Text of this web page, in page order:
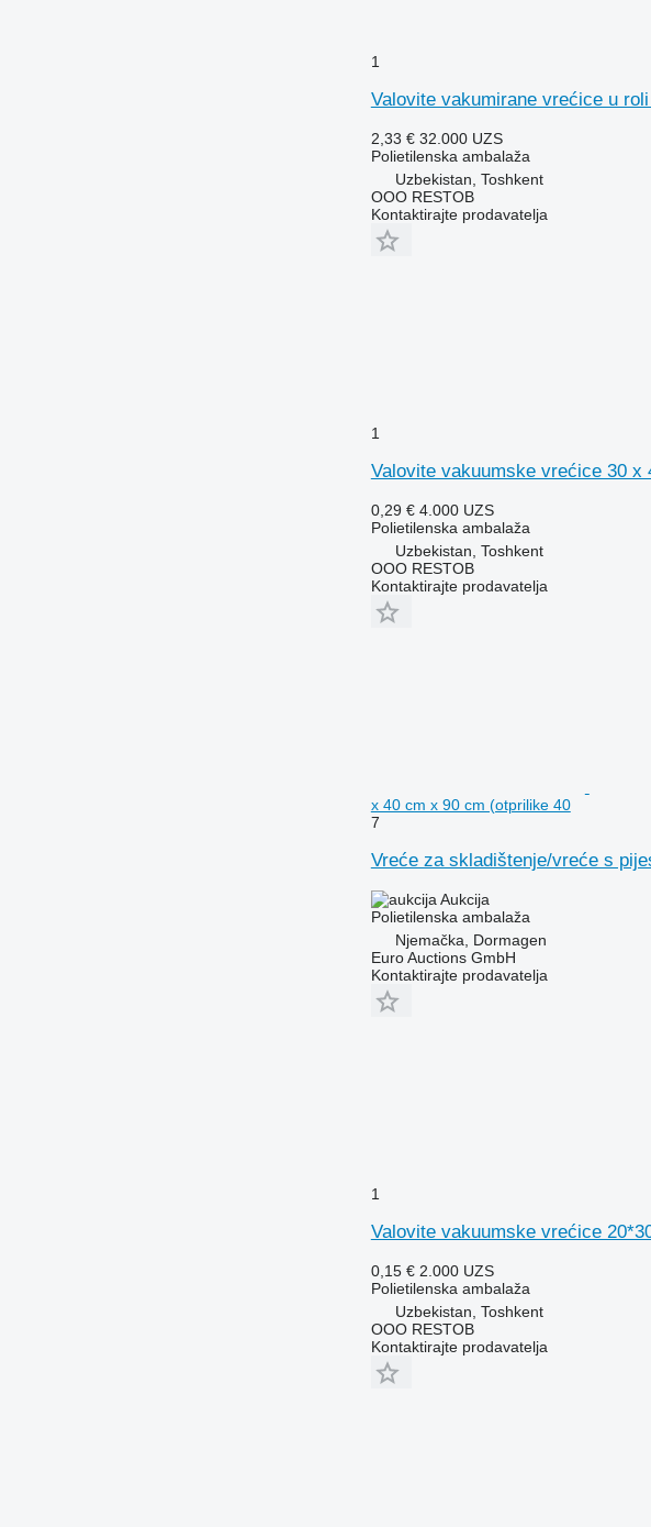
1
Valovite vakumirane vrećice u
2,33 € 32.000 UZS
Polietilenska ambalaža
Uzbekistan, Toshkent
OOO RESTOB
Kontaktirajte prodavatelja
1
Valovite vakuumske vrećice 30 x
0,29 € 4.000 UZS
Polietilenska ambalaža
Uzbekistan, Toshkent
OOO RESTOB
Kontaktirajte prodavatelja
x 40 cm x 90 cm (otprilike 40
7
Vreće za skladištenje/vreće s
Aukcija
Polietilenska ambalaža
Njemačka, Dormagen
Euro Auctions GmbH
Kontaktirajte prodavatelja
1
Valovite vakuumske vrećice
0,15 € 2.000 UZS
Polietilenska ambalaža
Uzbekistan, Toshkent
OOO RESTOB
Kontaktirajte prodavatelja